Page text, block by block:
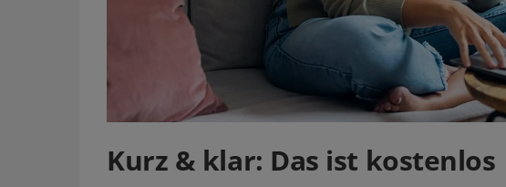
Kurz & klar: Das ist kostenlos